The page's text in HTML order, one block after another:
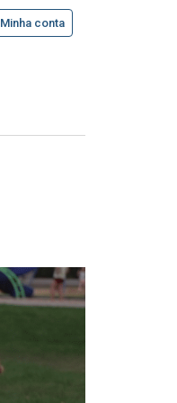
Minha conta